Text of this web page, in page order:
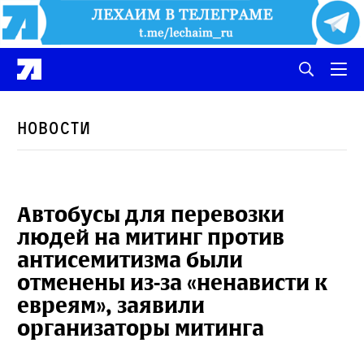
Новости
Автобусы для перевозки
людей на митинг против
антисемитизма были
отменены из-за «ненависти к
евреям», заявили
организаторы митинга